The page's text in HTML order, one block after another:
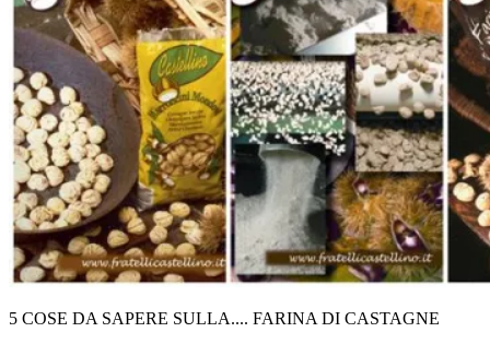
5 COSE DA SAPERE SULLA.... FARINA DI CASTAGNE